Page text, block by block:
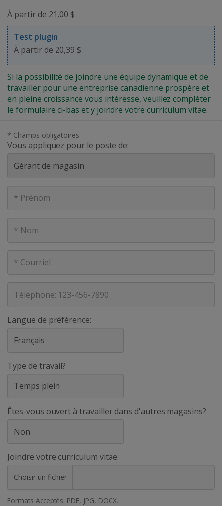
À partir de 21,00 $
Test plugin
À partir de 20,39 $
Si la possibilité de joindre une équipe dynamique et de
travailler pour une entreprise canadienne prospère et
en pleine croissance vous intéresse, veuillez compléter
le formulaire ci-bas et y joindre votre curriculum vitae.
* Champs obligatoires
Vous appliquez pour le poste de:
Langue de préférence:
Type de travail?
Êtes-vous ouvert à travailler dans d'autres magasins?
Joindre votre curriculum vitae:
Choisir un fichier
Formats Acceptés: PDF, JPG, DOCX.